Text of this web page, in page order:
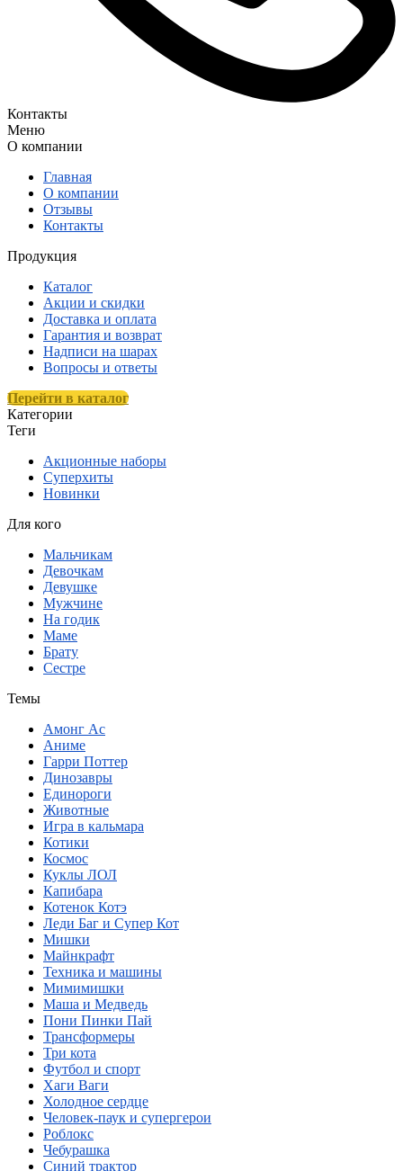
Контакты
Меню
О компании
Главная
О компании
Отзывы
Контакты
Продукция
Каталог
Акции и скидки
Доставка и оплата
Гарантия и возврат
Надписи на шарах
Вопросы и ответы
Перейти в каталог
Категории
Теги
Акционные наборы
Суперхиты
Новинки
Для кого
Мальчикам
Девочкам
Девушке
Мужчине
На годик
Маме
Брату
Сестре
Темы
Амонг Ас
Аниме
Гарри Поттер
Динозавры
Единороги
Животные
Игра в кальмара
Котики
Космос
Куклы ЛОЛ
Капибара
Котенок Котэ
Леди Баг и Супер Кот
Мишки
Майнкрафт
Техника и машины
Мимимишки
Маша и Медведь
Пони Пинки Пай
Трансформеры
Три кота
Футбол и спорт
Хаги Ваги
Холодное сердце
Человек-паук и супергерои
Роблокс
Чебурашка
Синий трактор